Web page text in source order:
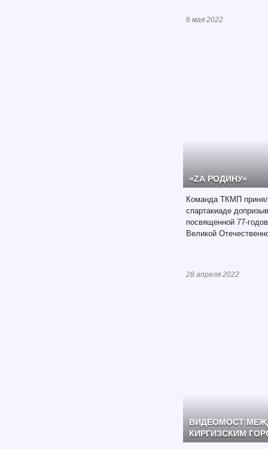
6 мая 2022
«ZА РОДИНУ»
Команда ТКМП
спартакиаде
посвященной 77-
Великой
28 апреля 2022
ВИДЕОМОСТ
КИРГИЗСКИМ